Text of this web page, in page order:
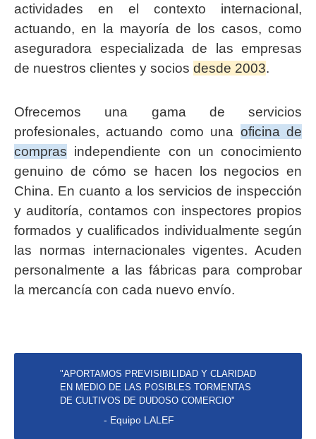
actividades en el contexto internacional,
actuando, en la mayoría de los casos, como
aseguradora especializada de las empresas
de nuestros clientes y socios desde 2003.
Ofrecemos una gama de servicios
profesionales, actuando como una oficina de
compras independiente con un conocimiento
genuino de cómo se hacen los negocios en
China. En cuanto a los servicios de inspección
y auditoría, contamos con inspectores propios
formados y cualificados individualmente según
las normas internacionales vigentes. Acuden
personalmente a las fábricas para comprobar
la mercancía con cada nuevo envío.
"APORTAMOS PREVISIBILIDAD Y CLARIDAD
EN MEDIO DE LAS POSIBLES TORMENTAS
DE CULTIVOS DE DUDOSO COMERCIO"
- Equipo LALEF